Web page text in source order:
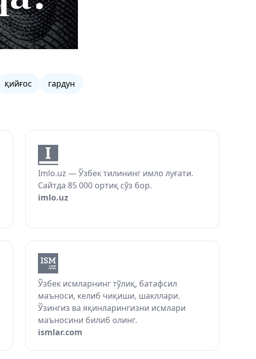
қийғос гардун
Imlo.uz — Ўзбек тилининг имло луғати.
Сайтда 85 000 ортиқ сўз бор.
imlo.uz
Ўзбек исмларнинг тўлиқ, батафсил
маъноси, келиб чиқиши, шакллари.
Ўзингиз ва яқинларингизни исмлари
маъносини билиб олинг.
ismlar.com